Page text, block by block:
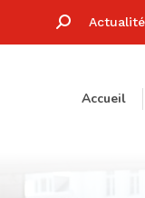
Recherche
Accueil